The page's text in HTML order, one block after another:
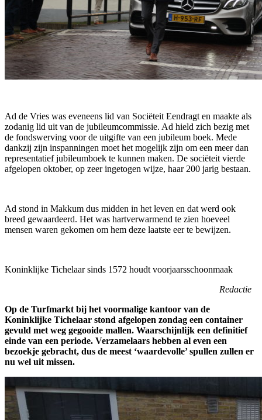
Ad de Vries was eveneens lid van Sociëteit Eendragt en maakte als
zodanig lid uit van de jubileumcommissie. Ad hield zich bezig met
de fondswerving voor de uitgifte van een jubileum boek. Mede
dankzij zijn inspanningen moet het mogelijk zijn om een meer dan
representatief jubileumboek te kunnen maken. De sociëteit vierde
afgelopen oktober, op zeer ingetogen wijze, haar 200 jarig bestaan.
Ad stond in Makkum dus midden in het leven en dat werd ook
breed gewaardeerd. Het was hartverwarmend te zien hoeveel
mensen waren gekomen om hem deze laatste eer te bewijzen.
Koninklijke Tichelaar sinds 1572 houdt voorjaarsschoonmaak
Redactie
Op de Turfmarkt bij het voormalige kantoor van de
Koninklijke Tichelaar stond afgelopen zondag een container
gevuld met weg gegooide mallen. Waarschijnlijk een definitief
einde van een periode. Verzamelaars hebben al even een
bezoekje gebracht, dus de meest ‘waardevolle’ spullen zullen er
nu wel uit missen.